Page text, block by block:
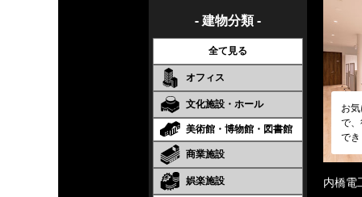
- 建物分類 -
全て見る
オフィス
文化施設・ホール
美術館・博物館・図書館
商業施設
娯楽施設
お
で
で
内橋電